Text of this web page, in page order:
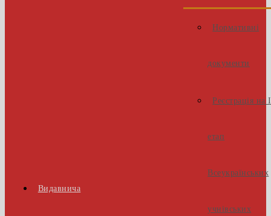
Видавнича
Нормативні
документи
Реєстрація на І
етап
Всеукраїнських
учнівських